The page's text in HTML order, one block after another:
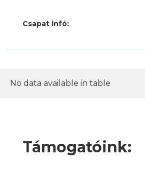
Csapat infó:
No data available in table
Támogatóink: